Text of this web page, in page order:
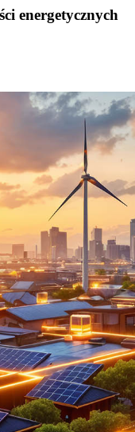
energetycznych